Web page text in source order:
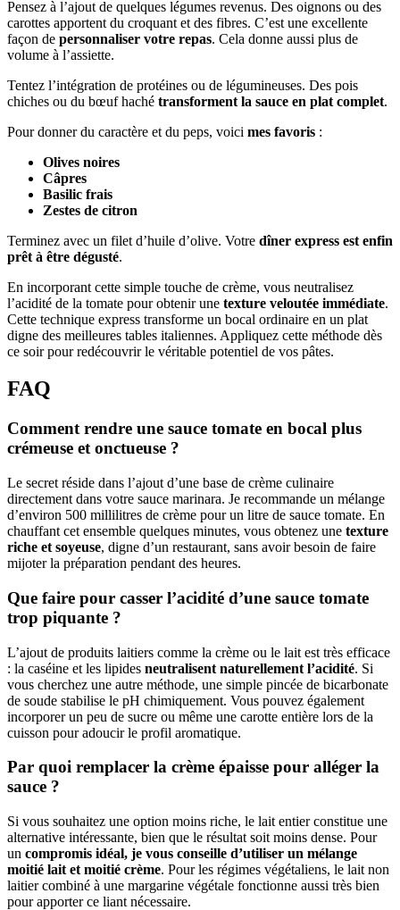
Pensez à l’ajout de quelques légumes revenus. Des oignons ou des
carottes apportent du croquant et des fibres. C’est une excellente
façon de personnaliser votre repas. Cela donne aussi plus de
volume à l’assiette.
Tentez l’intégration de protéines ou de légumineuses. Des pois
chiches ou du bœuf haché transforment la sauce en plat complet.
Pour donner du caractère et du peps, voici mes favoris :
Olives noires
Câpres
Basilic frais
Zestes de citron
Terminez avec un filet d’huile d’olive. Votre dîner express est enfin
prêt à être dégusté.
En incorporant cette simple touche de crème, vous neutralisez
l’acidité de la tomate pour obtenir une texture veloutée immédiate.
Cette technique express transforme un bocal ordinaire en un plat
digne des meilleures tables italiennes. Appliquez cette méthode dès
ce soir pour redécouvrir le véritable potentiel de vos pâtes.
FAQ
Comment rendre une sauce tomate en bocal plus
crémeuse et onctueuse ?
Le secret réside dans l’ajout d’une base de crème culinaire
directement dans votre sauce marinara. Je recommande un mélange
d’environ 500 millilitres de crème pour un litre de sauce tomate. En
chauffant cet ensemble quelques minutes, vous obtenez une texture
riche et soyeuse, digne d’un restaurant, sans avoir besoin de faire
mijoter la préparation pendant des heures.
Que faire pour casser l’acidité d’une sauce tomate
trop piquante ?
L’ajout de produits laitiers comme la crème ou le lait est très efficace
: la caséine et les lipides neutralisent naturellement l’acidité. Si
vous cherchez une autre méthode, une simple pincée de bicarbonate
de soude stabilise le pH chimiquement. Vous pouvez également
incorporer un peu de sucre ou même une carotte entière lors de la
cuisson pour adoucir le profil aromatique.
Par quoi remplacer la crème épaisse pour alléger la
sauce ?
Si vous souhaitez une option moins riche, le lait entier constitue une
alternative intéressante, bien que le résultat soit moins dense. Pour
un compromis idéal, je vous conseille d’utiliser un mélange
moitié lait et moitié crème. Pour les régimes végétaliens, le lait non
laitier combiné à une margarine végétale fonctionne aussi très bien
pour apporter ce liant nécessaire.